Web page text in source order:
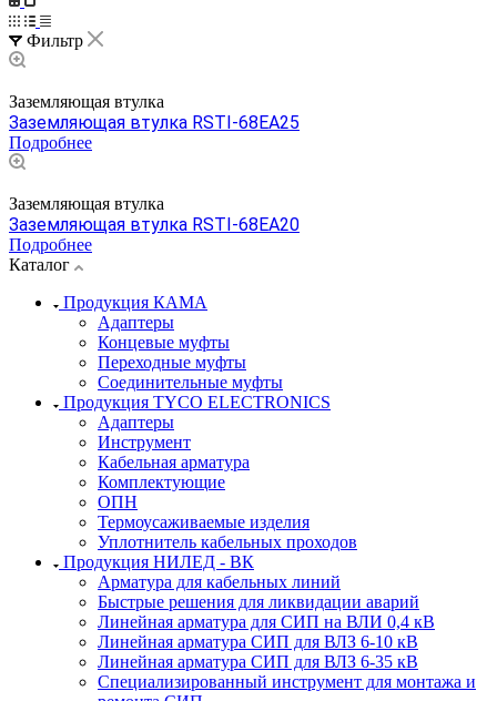
Фильтр
Заземляющая втулка
Заземляющая втулка RSTI-68EA25
Подробнее
Заземляющая втулка
Заземляющая втулка RSTI-68EA20
Подробнее
Каталог
Продукция КАМА
Адаптеры
Концевые муфты
Переходные муфты
Соединительные муфты
Продукция TYCO ELECTRONICS
Адаптеры
Инструмент
Кабельная арматура
Комплектующие
ОПН
Термоусаживаемые изделия
Уплотнитель кабельных проходов
Продукция НИЛЕД - ВК
Арматура для кабельных линий
Быстрые решения для ликвидации аварий
Линейная арматура для СИП на ВЛИ 0,4 кВ
Линейная арматура СИП для ВЛЗ 6-10 кВ
Линейная арматура СИП для ВЛЗ 6-35 кВ
Специализированный инструмент для монтажа и